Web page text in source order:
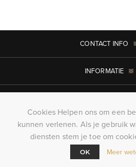
CONTACT INFO
INFORMATIE
Copyright ; 2026 KillerTees. Alle
Powered by
Cookies Helpen ons om een
kunnen verlenen. Als je gebruik
diensten stem je toe om
OK Meer